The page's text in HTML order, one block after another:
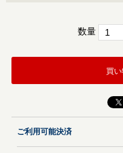
数量
買
ご利用可能決済